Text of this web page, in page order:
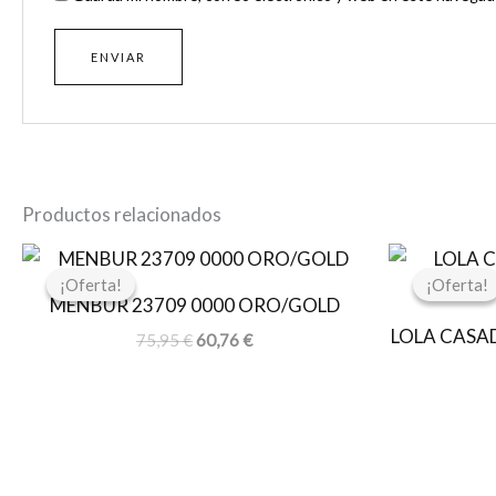
Productos relacionados
¡Oferta!
¡Oferta!
MENBUR 23709 0000 ORO/GOLD
75,95€
El
original
era:
75,95 €.
60,76€
El
precio
actual
es:
60,76 €.
¡Oferta!
¡Oferta!
LOLA